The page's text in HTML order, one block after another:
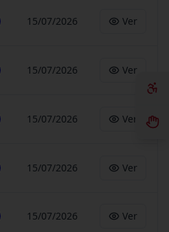
15/07/2026 Ver
15/07/2026 Ver
15/07/2026 Ver
15/07/2026 Ver
15/07/2026 Ver